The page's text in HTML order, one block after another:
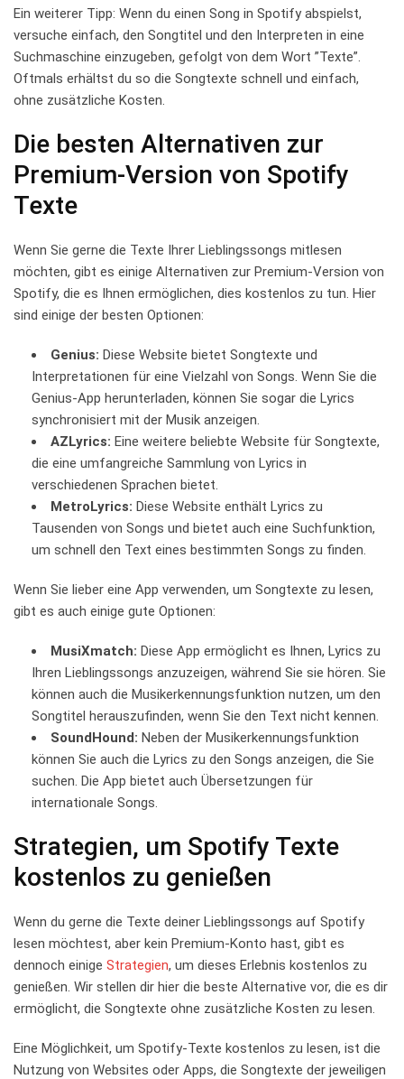
Ein weiterer Tipp: Wenn du einen Song in Spotify abspielst,
versuche einfach, den ‌Songtitel und den ​Interpreten in⁣ eine
Suchmaschine ‍einzugeben, gefolgt⁣ von dem Wort ⁣”Texte”.
Oftmals erhältst du so die Songtexte schnell und einfach,
ohne ‌zusätzliche Kosten.
Die besten Alternativen zur
Premium-Version ​von Spotify
Texte
Wenn‌ Sie gerne⁢ die Texte⁤ Ihrer Lieblingssongs⁣ mitlesen
‍möchten, ⁢gibt es einige Alternativen ​zur Premium-Version von
Spotify,⁢ die es‍ Ihnen ermöglichen, dies⁤ kostenlos zu tun. Hier
sind einige der ​besten Optionen:
Genius: ‌Diese Website bietet⁤ Songtexte und
‍Interpretationen für eine Vielzahl⁣ von Songs. Wenn ‌Sie die​
Genius-App herunterladen, ‍können‌ Sie‌ sogar​ die ‍Lyrics
synchronisiert ⁢mit‍ der Musik ‍anzeigen.
AZLyrics: Eine⁢ weitere⁣ beliebte ​Website ⁤für Songtexte,
‍die eine ‍umfangreiche Sammlung von Lyrics in
verschiedenen Sprachen ⁤bietet.
MetroLyrics: Diese Website enthält Lyrics zu
Tausenden von ⁣Songs und‌ bietet auch eine Suchfunktion,​
um schnell den Text eines ‌bestimmten Songs zu finden.
Wenn Sie lieber ‌eine App verwenden, um Songtexte ⁣zu lesen,
‍gibt es auch‍ einige ⁢gute Optionen:
MusiXmatch: Diese App ermöglicht es ​Ihnen, Lyrics zu
Ihren Lieblingssongs anzuzeigen, ⁤während Sie sie hören. Sie
können⁢ auch die⁤ Musikerkennungsfunktion nutzen, ‌um den⁤
Songtitel herauszufinden, wenn Sie den Text ⁤nicht kennen.
SoundHound: ​Neben der Musikerkennungsfunktion
können Sie auch die Lyrics zu den Songs anzeigen, die Sie
suchen. Die App bietet⁤ auch Übersetzungen ⁤für
internationale Songs.
Strategien, um‌ Spotify Texte
kostenlos zu genießen
Wenn du gerne die Texte ‍deiner Lieblingssongs auf ‌Spotify
‍lesen möchtest,⁤ aber kein Premium-Konto hast, gibt es
dennoch ‍einige Strategien, um dieses Erlebnis kostenlos zu
⁤genießen. Wir stellen⁤ dir hier die beste Alternative vor, ​die es dir
ermöglicht,​ die Songtexte ohne zusätzliche Kosten zu lesen.
Eine Möglichkeit, um⁢ Spotify-Texte ⁣kostenlos zu lesen, ist die
Nutzung von Websites‌ oder‌ Apps,⁢ die Songtexte der jeweiligen